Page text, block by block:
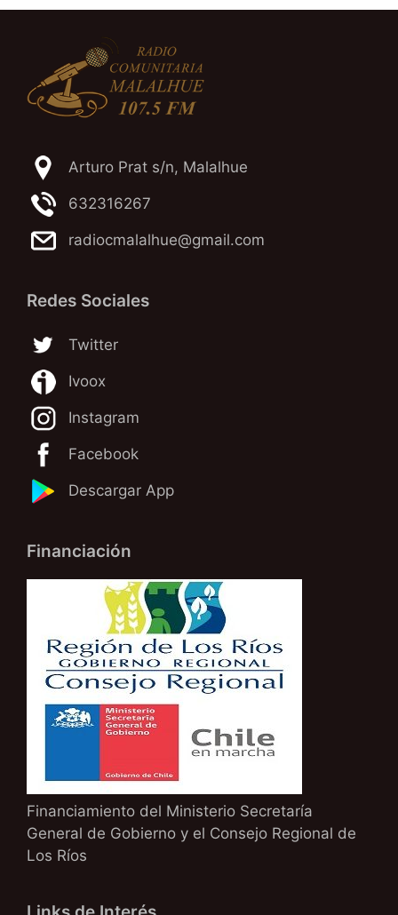
Arturo Prat s/n, Malalhue
632316267
radiocmalalhue@gmail.com
Redes Sociales
Twitter
Ivoox
Instagram
Facebook
Descargar App
Financiación
Financiamiento del Ministerio Secretaría
General de Gobierno y el Consejo Regional de
Los Ríos